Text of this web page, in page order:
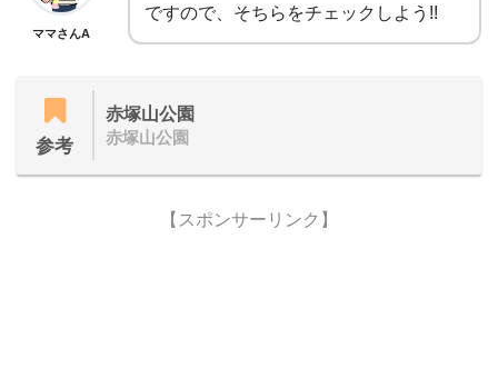
ママさんA
ですので、そちらをチェックしよう!!
参考
赤塚山公園
赤塚山公園
【スポンサーリンク】